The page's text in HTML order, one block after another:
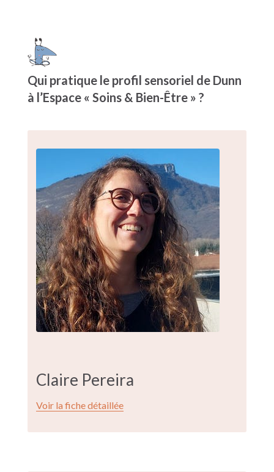
Qui pratique le profil sensoriel de Dunn
à l’Espace « Soins & Bien-Être » ?
Claire Pereira
Voir la fiche détaillée